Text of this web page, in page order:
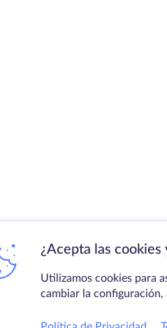
¿Acepta las
Utilizamos cookies para
cambiar la